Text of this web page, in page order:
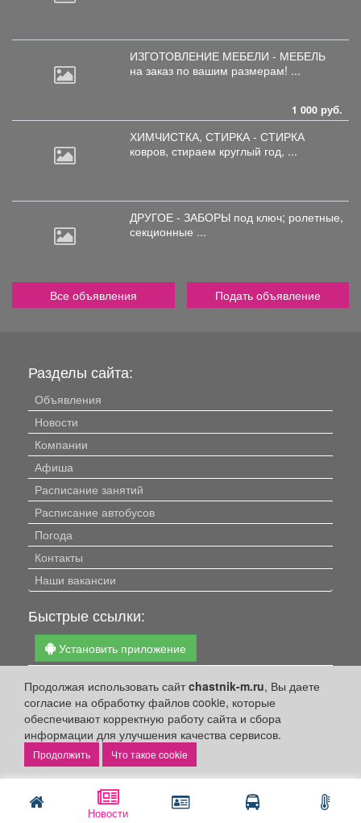
Новости
ИЗГОТОВЛЕНИЕ МЕБЕЛИ - МЕБЕЛЬ
на заказ по вашим размерам! ...
1 000 руб.
ХИМЧИСТКА, СТИРКА - СТИРКА
ковров, стираем круглый год, ...
ДРУГОЕ - ЗАБОРЫ под ключ; ролетные,
секционные ...
Все объявления Подать объявление
Продолжая использовать сайтchastnik-m.ru, Вы даете
согласие на обработку файлов cookie, которые
обеспечивают корректную работу сайта и сбора
информации для улучшения качества сервисов.
Что такое cookie
Разделы сайта:
Объявления
Новости
Компании
Афиша
Расписание занятий
Расписание автобусов
Погода
Контакты
Наши вакансии
Быстрые ссылки:
Установить приложение
Подать объявление
Подать объявление в газету
Поздравить
Скачать газету "Частник-М"
Рекламодателям: